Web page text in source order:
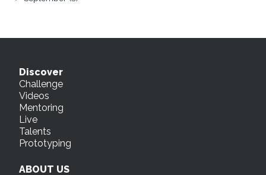
Discover
Challenge
Videos
Mentoring
Live
Talents
Prototyping
ABOUT US